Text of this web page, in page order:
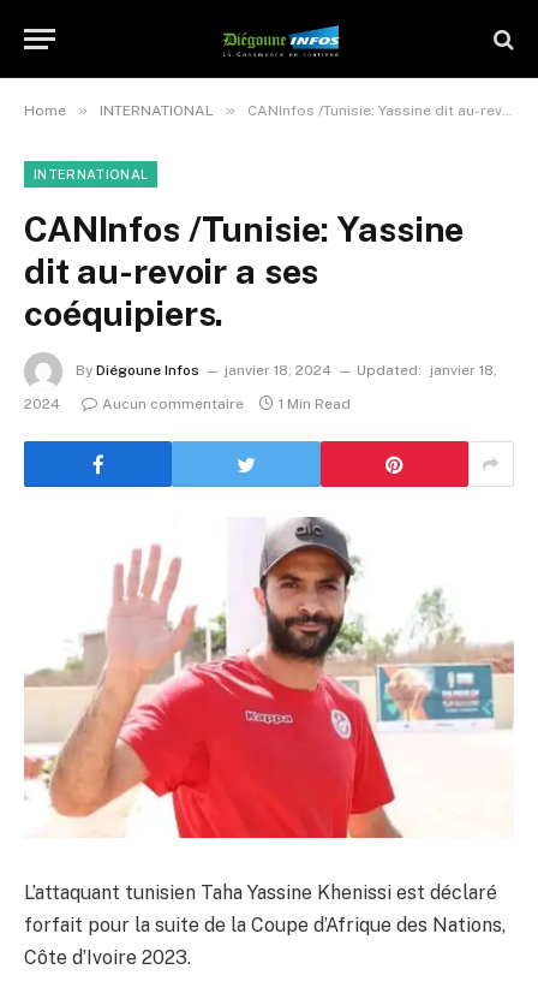
Home » INTERNATIONAL » CANInfos /Tunisie: Yassine dit au-revoir a ses coéquipiers.
INTERNATIONAL
CANInfos /Tunisie: Yassine
dit au-revoir a ses
coéquipiers.
By Diégoune Infos janvier 18, 2024 Updated:
janvier 18,
2024
Aucun commentaire 1 Min Read
L’attaquant tunisien Taha Yassine Khenissi est déclaré
forfait pour la suite de la Coupe d’Afrique des Nations,
Côte d’Ivoire 2023.